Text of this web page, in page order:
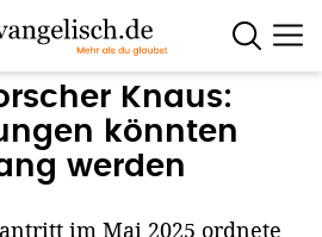
Knaus:
könnten
werden
im Mai 2025 ordnete